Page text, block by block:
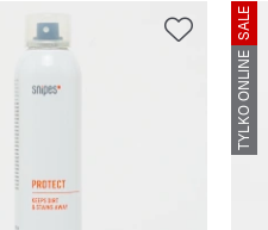
SALE
TYLKO ONLINE